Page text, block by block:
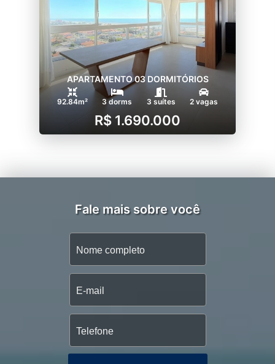
APARTAMENTO 03 DORMITÓRIOS
92.84m² 3 dorms 3 suítes 2 vagas
R$ 1.690.000
Fale mais sobre você